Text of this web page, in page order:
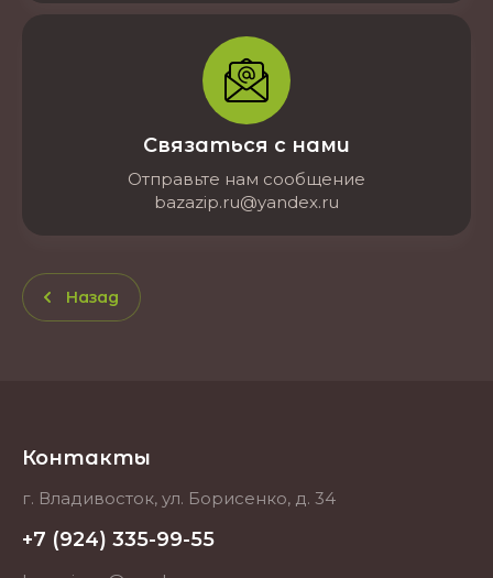
Связаться с нами
Отправьте нам сообщение
bazazip.ru@yandex.ru
Назад
Контакты
г. Владивосток, ул. Борисенко, д. 34
+7 (924) 335-99-55